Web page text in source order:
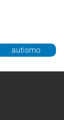
autismo